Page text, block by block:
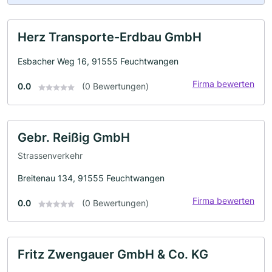
Herz Transporte-Erdbau GmbH
Esbacher Weg 16, 91555 Feuchtwangen
0.0 (0 Bewertungen) Firma bewerten
Gebr. Reißig GmbH
Strassenverkehr
Breitenau 134, 91555 Feuchtwangen
0.0 (0 Bewertungen) Firma bewerten
Fritz Zwengauer GmbH & Co. KG